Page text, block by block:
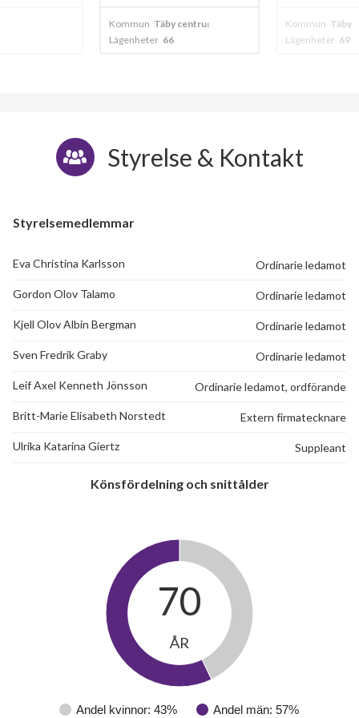
Kommun Täby
Lägenheter 69
Kommun Täby
Lägenheter 47
Styrelse & Kontakt
Styrelsemedlemmar
Eva Christina Karlsson Ordinarie ledamot
Gordon Olov Talamo Ordinarie ledamot
Kjell Olov Albin Bergman Ordinarie ledamot
Sven Fredrik Graby Ordinarie ledamot
Leif Axel Kenneth Jönsson Ordinarie ledamot, ordförande
Britt-Marie Elisabeth Norstedt Extern firmatecknare
Ulrika Katarina Giertz Suppleant
Könsfördelning och snittålder
Andel kvinnor: 43% Andel män: 57%
70
ÅR